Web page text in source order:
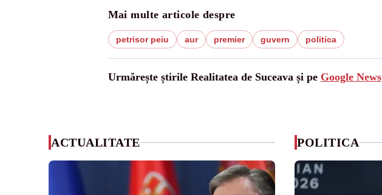
Mai multe articole despre
petrisor peiu aur premier guvern politica
Urmărește știrile Realitatea de Suceava și pe Google News
ACTUALITATE POLITICA